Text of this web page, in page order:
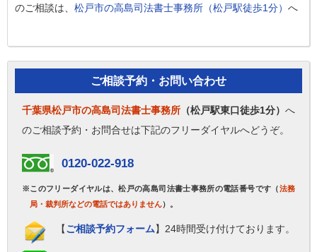
のご相談は、 松戸市の高島司法書士事務所（松戸駅徒歩1分） へ
ご相談予約・お問い合わせ
千葉県松戸市の高島司法書士事務所 （松戸駅東口徒歩1分） へ
のご相談予約・お問合せは下記のフリーダイヤルへどうぞ。
0120-022-918
※このフリーダイヤルは、松戸の高島司法書士事務所の電話番号です（法務
局・裁判所などの電話ではありません）。
【ご相談予約フォーム】24時間受け付けております。